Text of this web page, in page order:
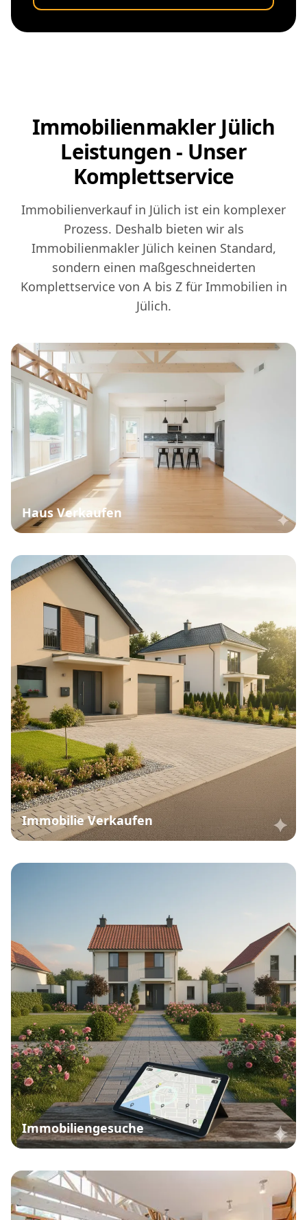
Immobilienmakler Jülich
Leistungen - Unser
Komplettservice
Immobilienverkauf in Jülich ist ein komplexer
Prozess. Deshalb bieten wir als
Immobilienmakler Jülich keinen Standard,
sondern einen maßgeschneiderten
Komplettservice von A bis Z für Immobilien in
Jülich.
Haus Verkaufen
Immobilie Verkaufen
Immobiliengesuche